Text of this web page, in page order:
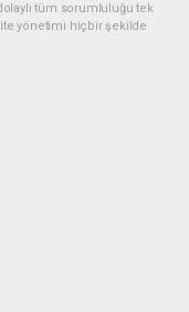
tüm sorumluluğu tek
yönetimi hiçbir şekilde